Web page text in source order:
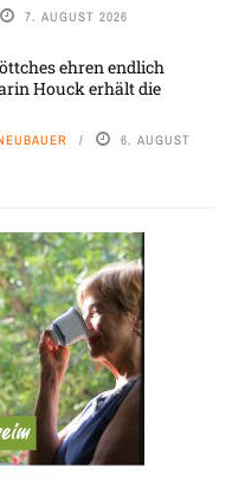
7. AUGUST 2026
ehren endlich
Houck erhält die
6. AUGUST